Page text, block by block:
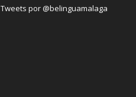
Tweets por @belinguamalaga